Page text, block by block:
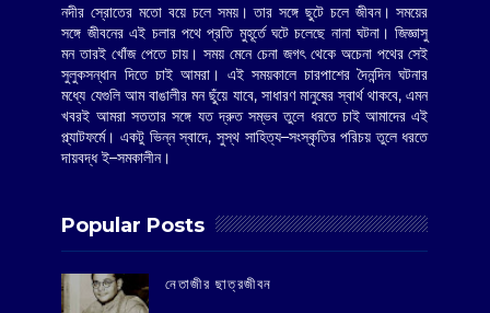
নদীর স্রোতের মতো বয়ে চলে সময়। তার সঙ্গে ছুটে চলে জীবন। সময়ের
সঙ্গে জীবনের এই চলার পথে প্রতি মুহূর্তে ঘটে চলেছে নানা ঘটনা। জিজ্ঞাসু
মন তারই খোঁজ পেতে চায়। সময় মেনে চেনা জগৎ থেকে অচেনা পথের সেই
সুলুকসন্ধান দিতে চাই আমরা। এই সময়কালে চারপাশের দৈনন্দিন ঘটনার
মধ্যে যেগুলি আম বাঙালীর মন ছুঁয়ে যাবে, সাধারণ মানুষের স্বার্থ থাকবে, এমন
খবরই আমরা সততার সঙ্গে যত দ্রুত সম্ভব তুলে ধরতে চাই আমাদের এই
প্ল্যাটফর্মে। একটু ভিন্ন স্বাদে, সুস্থ সাহিত্য–সংস্কৃতির পরিচয় তুলে ধরতে
দায়বদ্ধ ই–সমকালীন।
Popular Posts
‌নেতাজীর ছাত্রজীবন